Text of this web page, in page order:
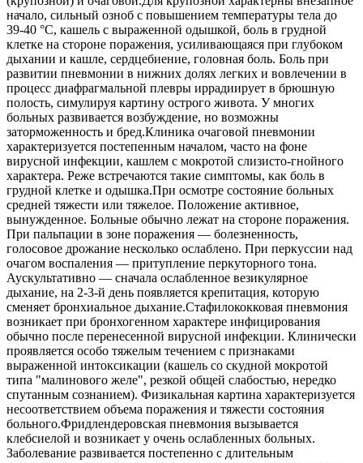
начало, сильный озноб с повышением температуры тела до
39-40 °С, кашель с выраженной одышкой, боль в грудной
клетке на стороне поражения, усиливающаяся при глубоком
дыхании и кашле, сердцебиение, головная боль. Боль при
развитии пневмонии в нижних долях легких и вовлечении в
процесс диафрагмальной плевры иррадиирует в брюшную
полость, симулируя картину острого живота. У многих
больных развивается возбуждение, но возможны
заторможенность и бред.Клиника очаговой пневмонии
характеризуется постепенным началом, часто на фоне
вирусной инфекции, кашлем с мокротой слизисто-гнойного
характера. Реже встречаются такие симптомы, как боль в
грудной клетке и одышка.При осмотре состояние больных
средней тяжести или тяжелое. Положение активное,
вынужденное. Больные обычно лежат на стороне поражения.
При пальпации в зоне поражения — болезненность,
голосовое дрожание несколько ослаблено. При перкуссии над
очагом воспаления — притупление перкуторного тона.
Аускультативно — сначала ослабленное везикулярное
дыхание, на 2-3-й день появляется крепитация, которую
сменяет бронхиальное дыхание.Стафилококковая пневмония
возникает при бронхогенном характере инфицирования
обычно после перенесенной вирусной инфекции. Клинически
проявляется особо тяжелым течением с признаками
выраженной интоксикации (кашель со скудной мокротой
типа "малинового желе", резкой общей слабостью, нередко
спутанным сознанием). Физикальная картина характеризуется
несоответствием объема поражения и тяжести состояния
больного.Фридлендеровская пневмония вызывается
клебсиелой и возникает у очень ослабленных больных.
Заболевание развивается постепенно с длительным